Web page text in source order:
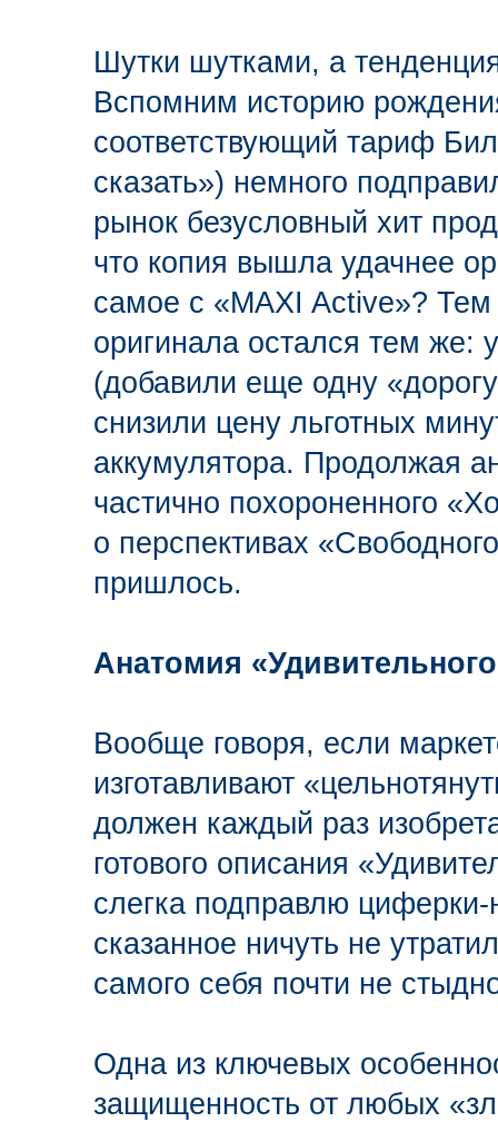
Шутки шутками, а
Вспомним историю
соответствующий тариф
сказать») немного
рынок безусловный хит
что копия вышла удачнее
самое с «MAXI Active»? Тем
оригинала остался тем же:
(добавили еще одну
снизили цену льготных
аккумулятора. Продолжая
частично похороненного
о перспективах
пришлось.
Анатомия
Вообще говоря, если
изготавливают
должен каждый раз
готового описания
слегка подправлю
сказанное ничуть не
самого себя почти не
Одна из ключевых
защищенность от любых